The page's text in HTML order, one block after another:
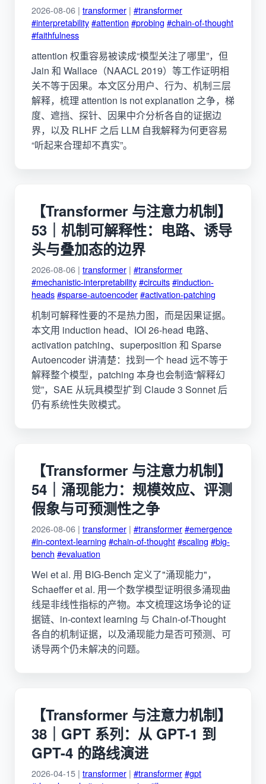
2026-08-06 | transformer | #transformer
#interpretability#attention #probing #chain-of-thought
#faithfulness
attention 权重容易被读成“模型关注了哪里”，但
Jain 和 Wallace（NAACL 2019）等工作证明相
关不等于因果。本文区分用户、行为、机制三层
解释，梳理 attention is not explanation 之争，梯
度、遮挡、探针、因果中介分析各自的证据边
界，以及 RLHF 之后 LLM 自我解释为何更容易
“听起来合理却不真实”。
【Transformer 与注意力机制】
53｜机制可解释性：电路、诱导
头与叠加态的边界
2026-08-06 | transformer | #transformer
#mechanistic-interpretability#circuits#induction-
heads#sparse-autoencoder#activation-patching
机制可解释性要的不是热力图，而是因果证据。
本文用 induction head、IOI 26-head 电路、
activation patching、superposition 和 Sparse
Autoencoder 讲清楚：找到一个 head 远不等于
解释整个模型，patching 本身也会制造“解释幻
觉”，SAE 从玩具模型扩到 Claude 3 Sonnet 后
仍有系统性失败模式。
【Transformer 与注意力机制】
54｜涌现能力：规模效应、评测
假象与可预测性之争
2026-08-06 | transformer | #transformer#emergence
#in-context-learning #chain-of-thought#scaling #big-
bench #evaluation
Wei et al. 用 BIG-Bench 定义了"涌现能力"，
Schaeffer et al. 用一个数学模型证明很多涌现曲
线是非线性指标的产物。本文梳理这场争论的证
据链、in-context learning 与 Chain-of-Thought
各自的机制证据，以及涌现能力是否可预测、可
诱导两个仍未解决的问题。
【Transformer 与注意力机制】
38｜GPT 系列：从 GPT-1 到
GPT-4 的路线演进
2026-04-15 | transformer | #transformer#gpt